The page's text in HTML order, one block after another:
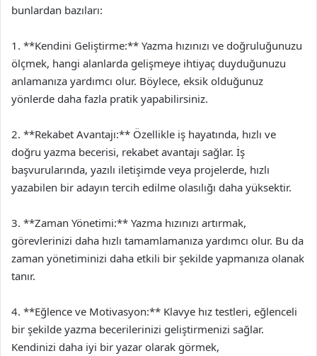
bunlardan bazıları:
1. **Kendini Geliştirme:** Yazma hızınızı ve doğruluğunuzu
ölçmek, hangi alanlarda gelişmeye ihtiyaç duyduğunuzu
anlamanıza yardımcı olur. Böylece, eksik olduğunuz
yönlerde daha fazla pratik yapabilirsiniz.
2. **Rekabet Avantajı:** Özellikle iş hayatında, hızlı ve
doğru yazma becerisi, rekabet avantajı sağlar. İş
başvurularında, yazılı iletişimde veya projelerde, hızlı
yazabilen bir adayın tercih edilme olasılığı daha yüksektir.
3. **Zaman Yönetimi:** Yazma hızınızı artırmak,
görevlerinizi daha hızlı tamamlamanıza yardımcı olur. Bu da
zaman yönetiminizi daha etkili bir şekilde yapmanıza olanak
tanır.
4. **Eğlence ve Motivasyon:** Klavye hız testleri, eğlenceli
bir şekilde yazma becerilerinizi geliştirmenizi sağlar.
Kendinizi daha iyi bir yazar olarak görmek,